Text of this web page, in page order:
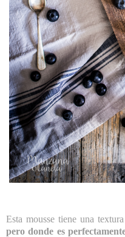
Esta mousse tiene una
pero donde es